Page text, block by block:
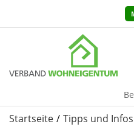
Startseite Tipps und